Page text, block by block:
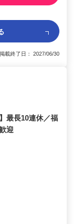
載終了日： 2027/06/30
最長10連休／福
迎